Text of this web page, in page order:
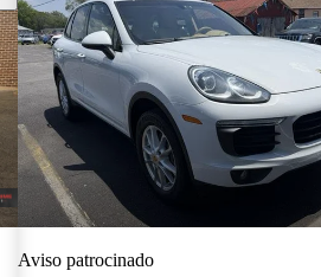
Aviso patrocinado